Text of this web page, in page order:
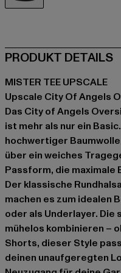
PRODUKT DETAILS
MISTER TEE UPSCALE
Upscale City Of Angels
Das City of Angels
ist mehr als nur ein
hochwertiger
über ein weiches
Passform, die
Der klassische
machen es zum idealen
oder als Underlayer. Die
mühelos kombinieren –
Shorts, dieser Style
deinen unaufgeregten